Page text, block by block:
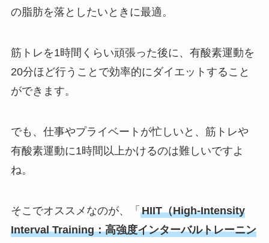
の脂肪を落としたいときに最適。
筋トレを1時間くらい頑張った後に、有酸素運動を
20分ほど行うことで効率的にダイエットすること
ができます。
でも、仕事やプライベートが忙しいと、筋トレや
有酸素運動に1時間以上かけるのは難しいですよ
ね。
そこでオススメなのが、「 HIIT（High-Intensity
Interval Training：高強度インターバルトレーニン